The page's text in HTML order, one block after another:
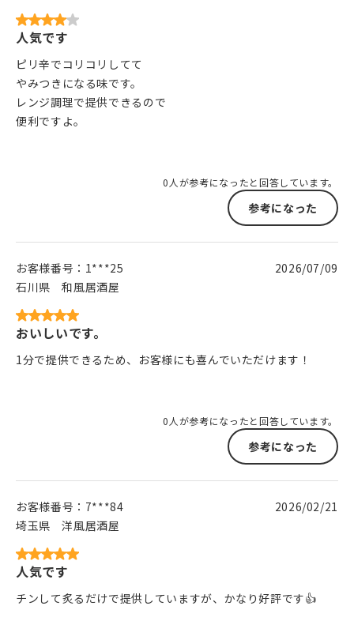
人気です
ピリ辛でコリコリしてて
やみつきになる味です。
レンジ調理で提供できるので
便利ですよ。
0人が参考になったと回答しています。
参考になった
お客様番号： 1***25
石川県
和風居酒屋
2026/07/09
おいしいです。
1分で提供できるため、お客様にも喜んでいただけます！
0人が参考になったと回答しています。
参考になった
お客様番号： 7***84
埼玉県
洋風居酒屋
2026/02/21
人気です
チンして炙るだけで提供していますが、かなり好評です👍